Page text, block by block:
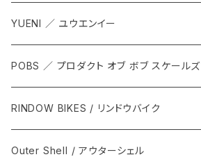
YUENI ／ ユウエンイー
POBS ／ プロダクト オブ ボブ スケールズ
RINDOW BIKES / リンドウバイク
Outer Shell / アウターシェル